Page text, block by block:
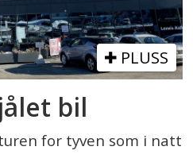
PLUSS
bil
for tyven som i natt